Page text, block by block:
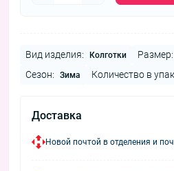
Вид изделия: Колготки Размер:
Сезон: Зима Количество в
Доставка
Новой почтой в отделения и